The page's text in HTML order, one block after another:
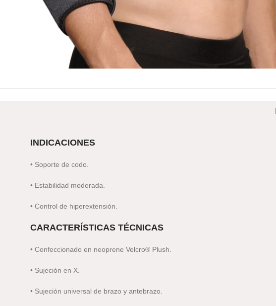
INDICACIONES
• Soporte de codo.
• Estabilidad moderada.
• Control de hiperextensión.
CARACTERÍSTICAS TÉCNICAS
• Confeccionado en neoprene Velcro® Plush.
• Sujeción en X.
• Sujeción universal de brazo y antebrazo.